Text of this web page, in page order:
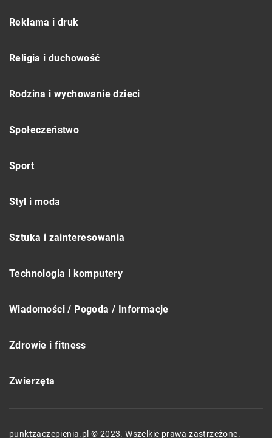
Reklama i druk
Religia i duchowość
Rodzina i wychowanie dzieci
Społeczeństwo
Sport
Styl i moda
Sztuka i zainteresowania
Technologia i komputery
Wiadomości / Pogoda / Informacje
Zdrowie i fitness
Zwierzęta
punktzaczepienia.pl © 2023. Wszelkie prawa zastrzeżone.